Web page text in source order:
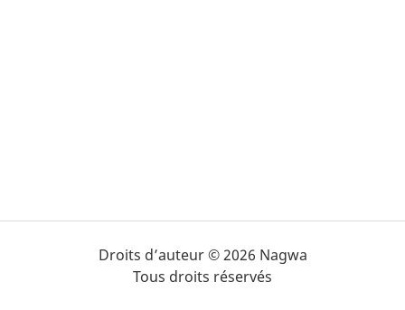
Droits d’auteur © 2026 Nagwa
Tous droits réservés